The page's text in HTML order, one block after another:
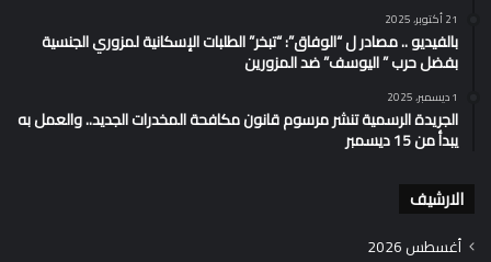
21 أكتوبر، 2025
بالفيديو .. مصادر ل “الوفاق”: “تبخر” الطلبات الإسكانية لمزوري الجنسية
بفضل حرب ” اليوسف” ضد المزورين
1 ديسمبر، 2025
الجريدة الرسمية تنشر مرسوم قانون مكافحة المخدرات الجديد.. والعمل به
يبدأ من 15 ديسمبر
الارشيف
أغسطس 2026